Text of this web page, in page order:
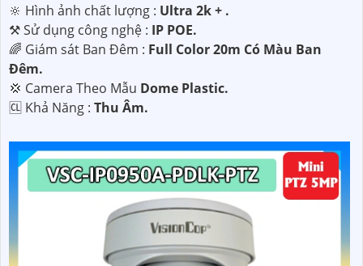
🔆 Hình ảnh chất lượng : Ultra 2k + .
⚒ Sử dụng công nghệ : IP POE.
🌈 Giám sát Ban Đêm : Full Color 20m Có Màu Ban
Ðêm.
💢 Camera Theo Mẫu Dome Plastic.
️🆑 Khả Năng : Thu Âm.